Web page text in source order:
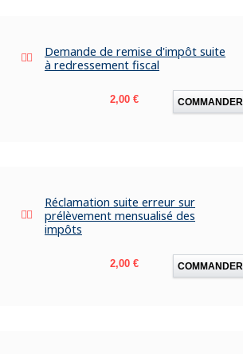
Demande de remise d'impôt suite
à redressement fiscal
Prix
2,00 € COMMANDER
Réclamation suite erreur sur
prélèvement mensualisé des
impôts
Prix
2,00 € COMMANDER